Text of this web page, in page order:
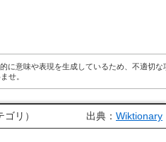
に意味や表現を生成しているため、不適切な
せ。
リ） 出典： Wiktionary